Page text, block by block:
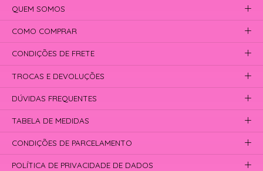
QUEM SOMOS
COMO COMPRAR
CONDIÇÕES DE FRETE
TROCAS E DEVOLUÇÕES
DÚVIDAS FREQUENTES
TABELA DE MEDIDAS
CONDIÇÕES DE PARCELAMENTO
POLÍTICA DE PRIVACIDADE DE DADOS